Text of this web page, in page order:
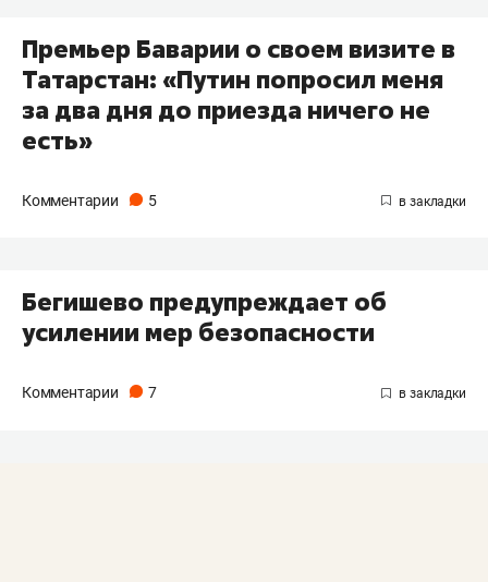
Премьер Баварии о своем визите в
Татарстан: «Путин попросил меня
за два дня до приезда ничего не
есть»
Комментарии 5
Бегишево предупреждает об
усилении мер безопасности
Комментарии 7